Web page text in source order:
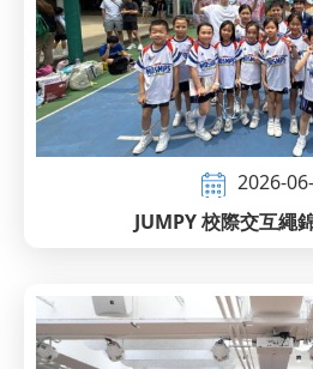
2026-
JUMPY 校際交互繩